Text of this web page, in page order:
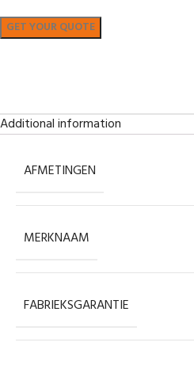
Additional information
AFMETINGEN
MERKNAAM
FABRIEKSGARANTIE